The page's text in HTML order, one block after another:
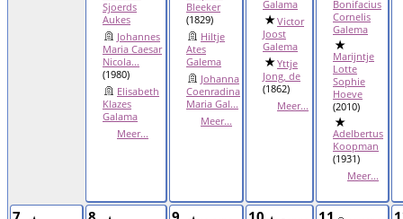
Sjoerds
Aukes
Johannes
Maria Caesar
Nicola...
(1980)
Elisabeth
Klazes
Galama
Meer...
Bleeker
(1829)
Hiltje
Ates
Galema
Johanna
Coenradina
Maria Gal...
Meer...
Galama
Victor
Joost
Galema
Yttje
Jong, de
(1862)
Meer...
Bonifacius
Cornelis
Galema
Marijntje
Lotte
Sophie
Hoeve
(2010)
Adelbertus
Koopman
(1931)
Meer...